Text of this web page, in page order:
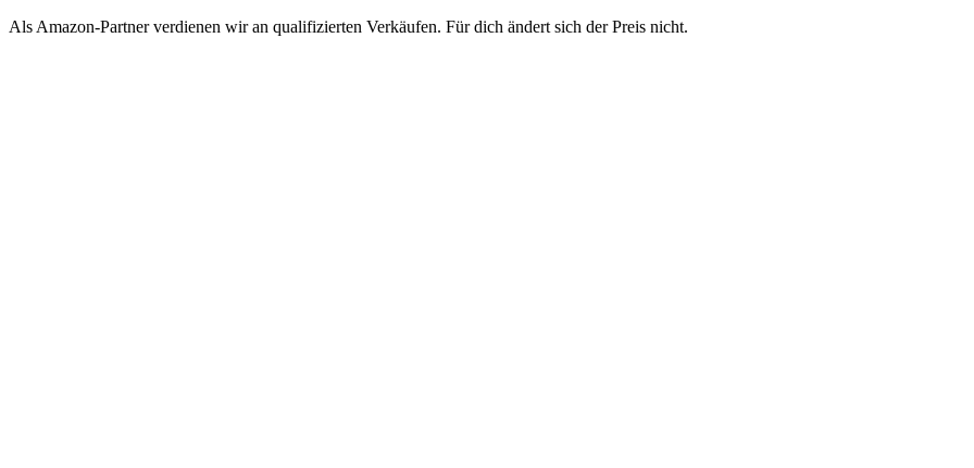
Als Amazon-Partner verdienen wir an qualifizierten Verkäufen. Für dich ändert sich der Preis nicht.